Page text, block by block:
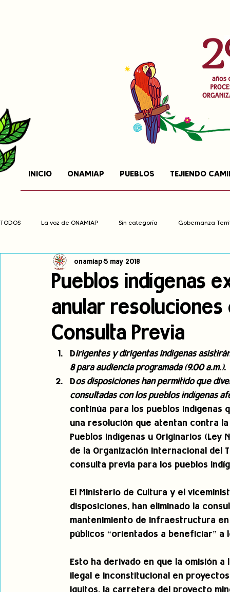
INICIO ONAMIAP PUEBLOS TEJIENDO
TODOS La voz de ONAMIAP Sin categoría Gobernanza
Cambio climático Navegador indígena
Pronunciamientos Observatorio de consulta previa
Pueblos indígenas
anular
Consulta Previa
onamiap 5 may 2018
Dirigentes y dirigentas indígenas
8 para audiencia programada (9.00 a.m.).
Dos disposiciones han permitido que
consultadas con los pueblos indígenas
continúa para los pueblos indígenas
una resolución que atentan contra
Pueblos Indígenas u Originarios (Ley
de la Organización Internacional del
consulta previa para los pueblos
El Ministerio de Cultura y el
disposiciones, han eliminado la
mantenimiento de infraestructura
públicos “orientados a beneficiar” a
Esto ha derivado en que la omisión
ilegal e inconstitucional en